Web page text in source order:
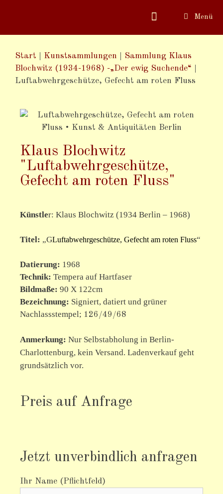
Menü
Start Kunstsammlungen
Sammlung Klaus
Blochwitz (1934-1968) -„Der ewig Suchende“
Luftabwehrgeschütze, Gefecht am roten Fluss
Klaus Blochwitz
"Luftabwehrgeschütze,
Gefecht am roten Fluss"
Künstler: Klaus Blochwitz (1934 Berlin – 1968)
Titel: „GLuftabwehrgeschütze, Gefecht am roten Fluss“
Datierung: 1968
Technik: Tempera auf Hartfaser
Bildmaße: 90 X 122cm
Bezeichnung: Signiert, datiert und grüner
Nachlassstempel; 126/49/68
Anmerkung: Nur Selbstabholung in Berlin-
Charlottenburg, kein Versand. Ladenverkauf geht
grundsätzlich vor.
Preis auf Anfrage
Jetzt unverbindlich anfragen
Ihr Name (Pflichtfeld)